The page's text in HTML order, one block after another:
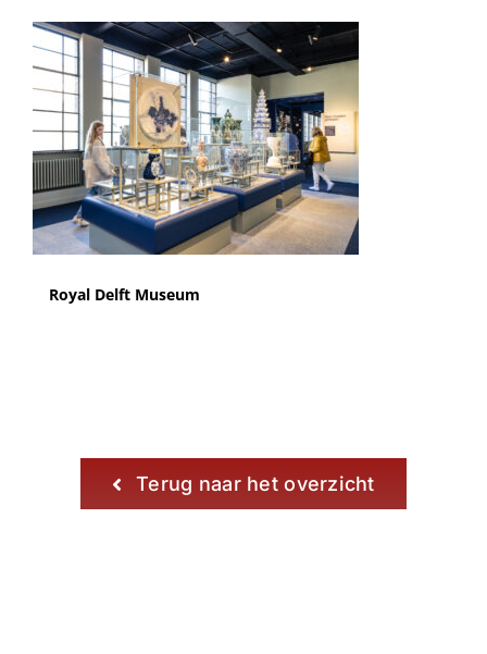
Royal Delft Museum
Terug naar het overzicht